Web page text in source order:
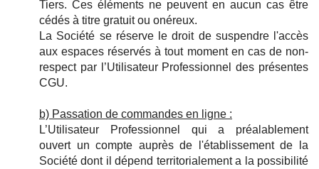
Tiers. Ces éléments ne peuvent en aucun cas être
cédés à titre gratuit ou onéreux.
La Société se réserve le droit de suspendre l'accès
aux espaces réservés à tout moment en cas de non-
respect par l’Utilisateur Professionnel des présentes
CGU.
b) Passation de commandes en ligne :
L’Utilisateur Professionnel qui a préalablement
ouvert un compte auprès de l'établissement de la
Société dont il dépend territorialement a la possibilité